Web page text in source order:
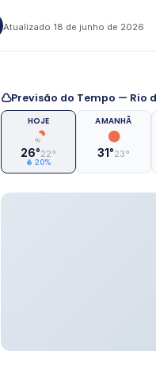
Atualizado 18 de junho de 2026
Previsão do Tempo — Rio
HOJE
26°22°
20%
AMANHÃ
31°23°